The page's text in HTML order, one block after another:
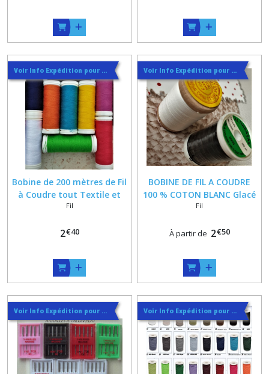
Voir Info Expédition pour Régler les Frais de Port au Meilleur Prix , En haut d'ecran à Droite
Bobine de 200 mètres de Fil
à Coudre tout Textile et
tout Coloris en Polyester
Fil
2€40
Voir Info Expédition pour Régler les Frais de Port au Meilleur Prix , En haut d'ecran à Droite
BOBINE DE FIL A COUDRE
100 % COTON BLANC Glacé
ou classique
Fil
À partir de 2€50
Voir Info Expédition pour Régler les Frais de Port au Meilleur Prix , En haut d'ecran à Droite Voir Info Expédition pour Régler les Frais de Port au Meilleur Prix , En haut d'ecran à Droite